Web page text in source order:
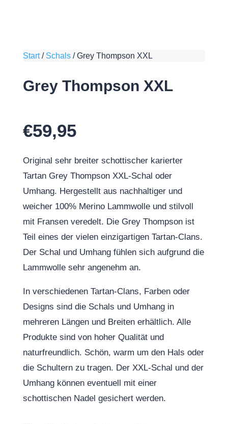
Start/ Schals/Grey Thompson XXL
Grey Thompson XXL
€59,95
Original sehr breiter schottischer karierter
Tartan Grey Thompson XXL-Schal oder
Umhang. Hergestellt aus nachhaltiger und
weicher 100% Merino Lammwolle und stilvoll
mit Fransen veredelt. Die Grey Thompson ist
Teil eines der vielen einzigartigen Tartan-Clans.
Der Schal und Umhang fühlen sich aufgrund die
Lammwolle sehr angenehm an.
In verschiedenen Tartan-Clans, Farben oder
Designs sind die Schals und Umhang in
mehreren Längen und Breiten erhältlich. Alle
Produkte sind von hoher Qualität und
naturfreundlich. Schön, warm um den Hals oder
die Schultern zu tragen. Der XXL-Schal und der
Umhang können eventuell mit einer
schottischen Nadel gesichert werden.